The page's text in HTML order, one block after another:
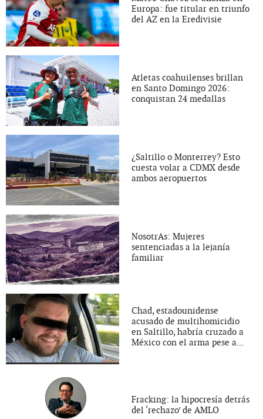
Europa: fue titular en triunfo
del AZ en la Eredivisie
Atletas coahuilenses brillan
en Santo Domingo 2026:
conquistan 24 medallas
¿Saltillo o Monterrey? Esto
cuesta volar a CDMX desde
ambos aeropuertos
NosotrAs: Mujeres
sentenciadas a la lejanía
familiar
Chad, estadounidense
acusado de multihomicidio
en Saltillo, habría cruzado a
México con el arma pese a...
Fracking: la hipocresía detrás
del ‘rechazo’ de AMLO